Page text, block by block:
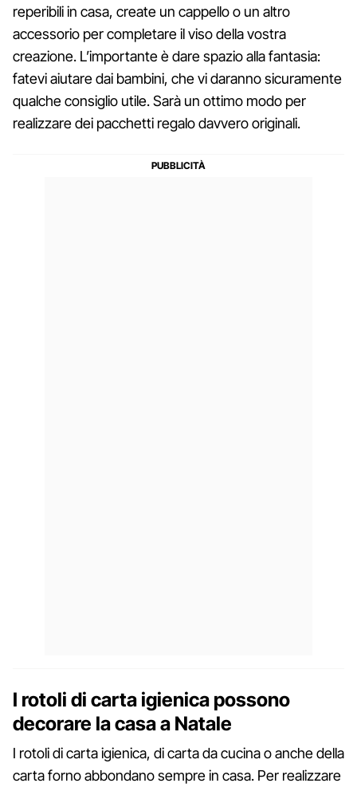
reperibili in casa, create un cappello o un altro
accessorio per completare il viso della vostra
creazione. L’importante è dare spazio alla fantasia:
fatevi aiutare dai bambini, che vi daranno sicuramente
qualche consiglio utile. Sarà un ottimo modo per
realizzare dei pacchetti regalo davvero originali.
I rotoli di carta igienica possono
decorare la casa a Natale
I rotoli di carta igienica, di carta da cucina o anche della
carta forno abbondano sempre in casa. Per realizzare